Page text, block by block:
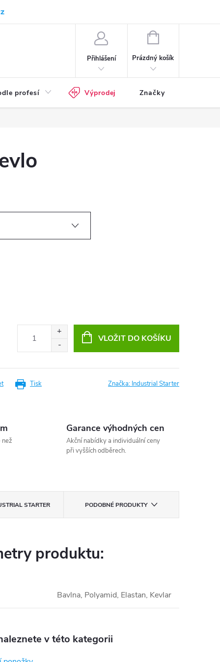
Přihlášení
NÁKUPNÍ
Prázdný košík
profesí Výprodej Značky
VLOŽIT DO KOŠÍKU
Tisk Značka: Industrial Starter
než
Garance výhodných cen
Akční nabídky a individuální ceny
při vyšších odběrech.
STARTER PODOBNÉ PRODUKTY
produktu:
Bavlna, Polyamid, Elastan, Kevlar
v této kategorii